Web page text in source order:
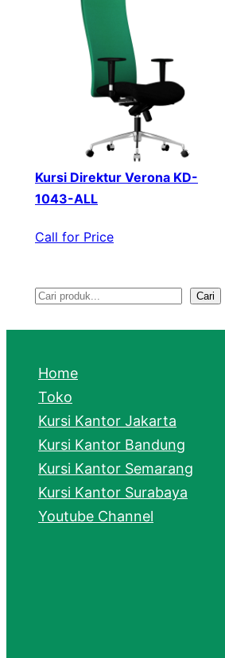
Kursi Direktur Verona KD-
1043-ALL
Call for Price
S
e
a
r
c
h
Cari
Home
Toko
Kursi Kantor Jakarta
Kursi Kantor Bandung
Kursi Kantor Semarang
Kursi Kantor Surabaya
Youtube Channel